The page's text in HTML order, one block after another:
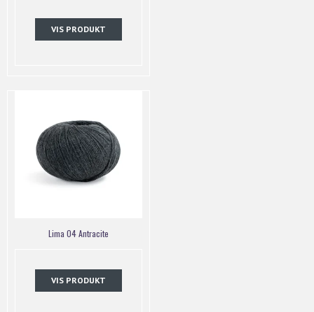
VIS PRODUKT
Lima 04 Antracite
VIS PRODUKT